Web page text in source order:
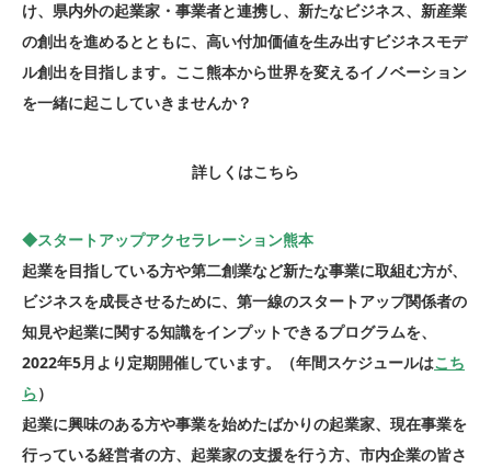
け、県内外の起業家・事業者と連携し、新たなビジネス、新産業
の創出を進めるとともに、高い付加価値を生み出すビジネスモデ
ル創出を目指します。ここ熊本から世界を変えるイノベーション
を一緒に起こしていきませんか？
詳しくはこちら
◆スタートアップアクセラレーション熊本
起業を目指している方や第二創業など新たな事業に取組む方が、
ビジネスを成長させるために、第一線のスタートアップ関係者の
知見や起業に関する知識をインプットできるプログラムを、
2022年5月より定期開催しています。（年間スケジュールはこち
ら）
起業に興味のある方や事業を始めたばかりの起業家、現在事業を
行っている経営者の方、起業家の支援を行う方、市内企業の皆さ